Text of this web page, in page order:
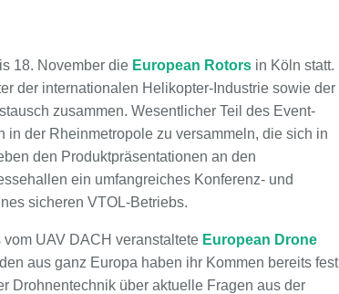
18. November die European Rotors in Köln statt.
der internationalen Helikopter-Industrie sowie der
zusammen. Wesentlicher Teil des Event-
der Rheinmetropole zu versammeln, die sich in
den Produktpräsentationen an den
ein umfangreiches Konferenz- und
sicheren VTOL-Betriebs.
UAV DACH veranstaltete European Drone
aus ganz Europa haben ihr Kommen bereits fest
Drohnentechnik über aktuelle Fragen aus der